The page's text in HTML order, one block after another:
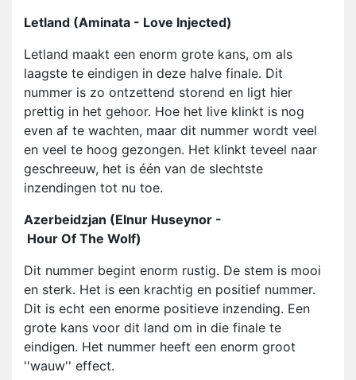
Letland (Aminata - Love Injected)
Letland maakt een enorm grote kans, om als
laagste te eindigen in deze halve finale. Dit
nummer is zo ontzettend storend en ligt hier
prettig in het gehoor. Hoe het live klinkt is nog
even af te wachten, maar dit nummer wordt veel
en veel te hoog gezongen. Het klinkt teveel naar
geschreeuw, het is één van de slechtste
inzendingen tot nu toe.
Azerbeidzjan (Elnur Huseynor -
Hour Of The Wolf)
Dit nummer begint enorm rustig. De stem is mooi
en sterk. Het is een krachtig en positief nummer.
Dit is echt een enorme positieve inzending. Een
grote kans voor dit land om in die finale te
eindigen. Het nummer heeft een enorm groot
''wauw'' effect.